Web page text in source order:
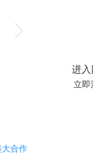
进
立即
大合作